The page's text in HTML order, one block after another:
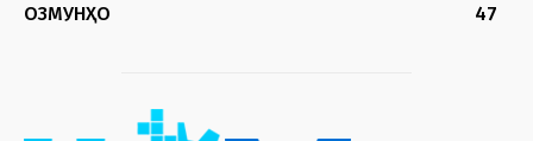
ОЗМУНҲО
47